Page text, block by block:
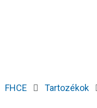
FHCE Tartozékok